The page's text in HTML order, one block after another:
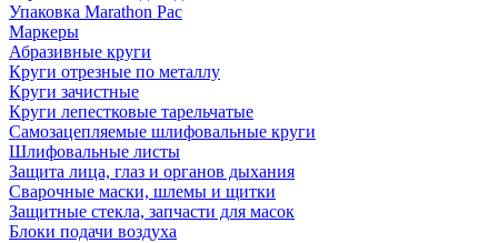
Упаковка Marathon Pac
Маркеры
Абразивные круги
Круги отрезные по металлу
Круги зачистные
Круги лепестковые тарельчатые
Самозацепляемые шлифовальные круги
Шлифовальные листы
Защита лица, глаз и органов дыхания
Сварочные маски, шлемы и щитки
Защитные стекла, запчасти для масок
Блоки подачи воздуха